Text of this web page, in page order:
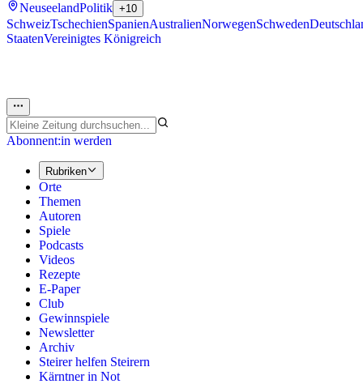
NeuseelandPolitik +10
SchweizTschechienSpanienAustralienNorwegenSchweden
StaatenVereinigtes Königreich
Abonnent:in werden
Rubriken
Orte
Themen
Autoren
Spiele
Podcasts
Videos
Rezepte
E-Paper
Club
Gewinnspiele
Newsletter
Archiv
Steirer helfen Steirern
Kärntner in Not